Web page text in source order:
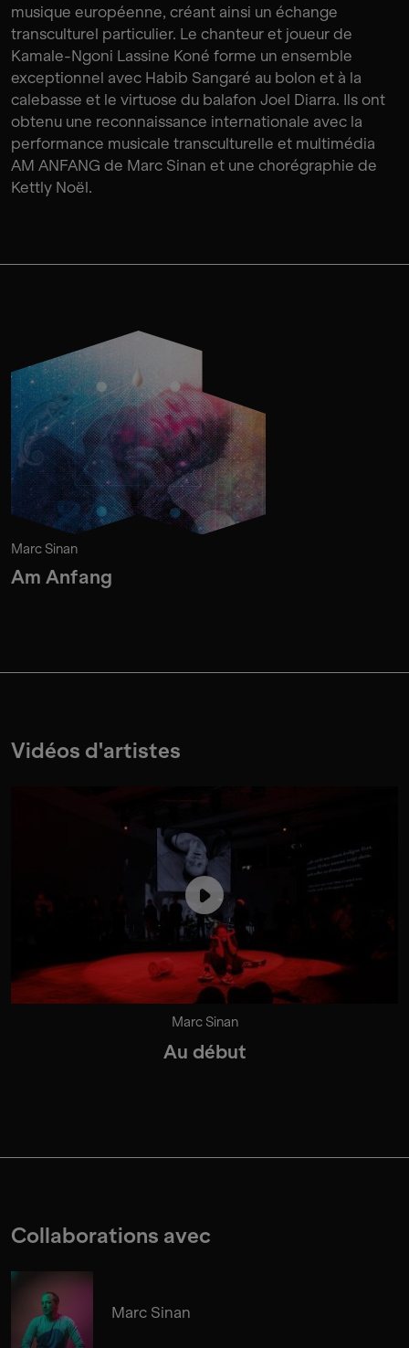
musique européenne, créant ainsi un échange
transculturel particulier. Le chanteur et joueur de
Kamale-Ngoni Lassine Koné forme un ensemble
exceptionnel avec Habib Sangaré au bolon et à la
calebasse et le virtuose du balafon Joel Diarra. Ils ont
obtenu une reconnaissance internationale avec la
performance musicale transculturelle et multimédia
AM ANFANG de Marc Sinan et une chorégraphie de
Kettly Noël.
Marc Sinan
Am Anfang
Vidéos d'artistes
Marc Sinan
Au début
Collaborations avec
Marc Sinan